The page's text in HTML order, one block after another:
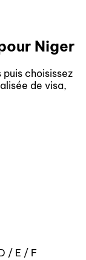
Niger
choisissez
de visa,
/ E / F